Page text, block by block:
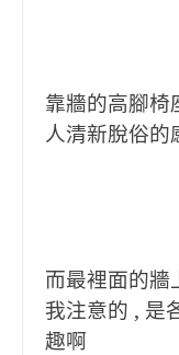
靠牆的高腳椅
人清新脫俗的
而最裡面的牆
我注意的 , 是
趣啊